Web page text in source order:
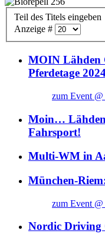
Teil des Titels eingeben
Anzeige #
MOIN Lähden
Pferdetage
zum Event
Moin…
Fahrsport!
Multi-WM in
München-
zum Event
Nordic Driving